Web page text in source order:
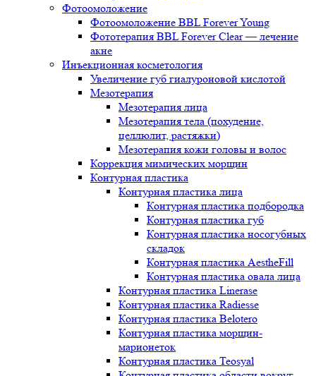
Фотоомоложение
Фотоомоложение BBL Forever Young
Фототерапия BBL Forever Clear — лечение
акне
Инъекционная косметология
Увеличение губ гиалуроновой кислотой
Мезотерапия
Мезотерапия лица
Мезотерапия тела (похудение,
целлюлит, растяжки)
Мезотерапия кожи головы и волос
Коррекция мимических морщин
Контурная пластика
Контурная пластика лица
Контурная пластика подбородка
Контурная пластика губ
Контурная пластика носогубных
складок
Контурная пластика AestheFill
Контурная пластика овала лица
Контурная пластика Linerase
Контурная пластика Radiesse
Контурная пластика Belotero
Контурная пластика морщин-
марионеток
Контурная пластика Teosyal